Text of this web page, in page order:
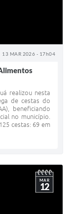
13 MAR 2026 - 17h04
realizou nesta
de cestas do
beneficiando
no município.
cestas: 69 em
MAR
12